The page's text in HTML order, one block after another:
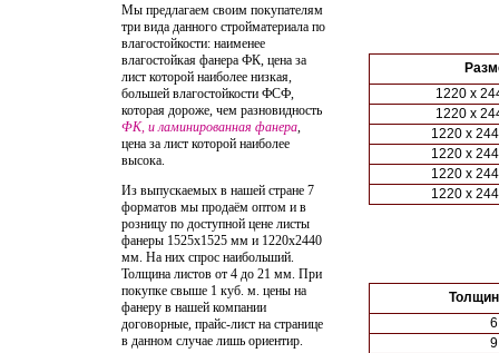
Мы предлагаем своим покупателям
три вида данного стройматериала по
влагостойкости: наименее
влагостойкая фанера ФК, цена за
лист которой наиболее низкая,
большей влагостойкости ФСФ,
которая дороже, чем разновидность
ФК, и ламинированная фанера,
цена за лист которой наиболее
высока.
Из выпускаемых в нашей стране 7
форматов мы продаём оптом и в
розницу по доступной цене листы
фанеры 1525х1525 мм и 1220х2440
мм. На них спрос наибольший.
Толщина листов от 4 до 21 мм. При
покупке свыше 1 куб. м. цены на
фанеру в нашей компании
договорные, прайс-лист на странице
в данном случае лишь ориентир.
1220 х
1220 х
1220 х
1220 х
1220 х
1220 х
6
9